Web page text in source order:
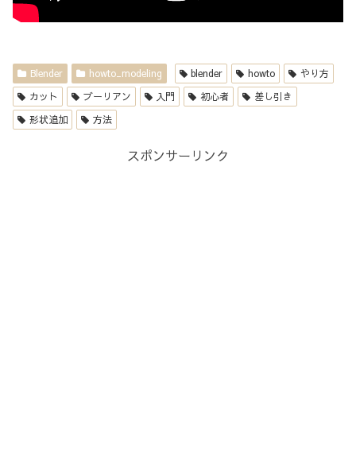
Blender howto_modeling blender howto
やり方
カット
ブーリアン 入門 初心者
差し引き
形状追加
方法
スポンサーリンク